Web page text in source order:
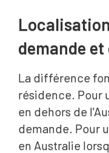
demande
La différence
résidence. Pour
en dehors de
demande. Pour
en Australie